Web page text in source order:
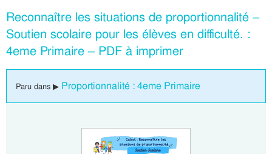
Reconnaître les situations de proportionnalité –
Soutien scolaire pour les élèves en difficulté. :
4eme Primaire – PDF à imprimer
Paru dans ▶ Proportionnalité : 4eme Primaire